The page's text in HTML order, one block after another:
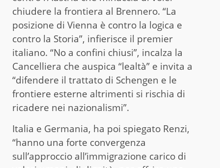
chiudere la frontiera al Brennero. “La
posizione di Vienna è contro la logica e
contro la Storia”, infierisce il premier
italiano. “No a confini chiusi”, incalza la
Cancelliera che auspica “lealtà” e invita a
“difendere il trattato di Schengen e le
frontiere esterne altrimenti si rischia di
ricadere nei nazionalismi”.
Italia e Germania, ha poi spiegato Renzi,
“hanno una forte convergenza
sull’approccio all’immigrazione carico di